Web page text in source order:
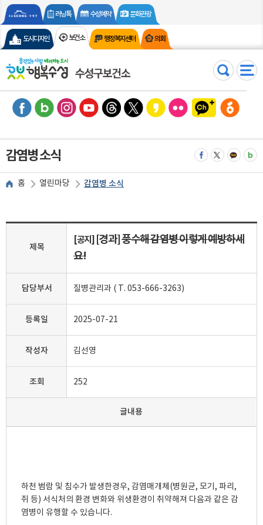
러닝톡 수성예약 문화관광
도시디자인 보건소 행정복지센터 의회
페이스북블로그인스타그램
유튜브 스레드엑스 카카오스토리
플리커 수성구 카카오톡 채
수성구청 당
전체
검색
감염병 소식
홈 열린마당 감염병 소식
페이스북으로 공유
트위터로 공유
카카오톡
밴드
제목
[공지][경과] 풍수해 감염병 이렇게 예방하세
요!
담당부서 질병관리과 ( T. 053-666-3263)
등록일 2025-07-21
작성자 김선영
조회 252
글내용
하천 범람 및 침수가 발생한경우, 감염매개체(병원균, 모기, 파리,
쥐 등) 서식처의 환경 변화와 위생환경이 취약해져 다음과 같은 감
염병이 유행할 수 있습니다.